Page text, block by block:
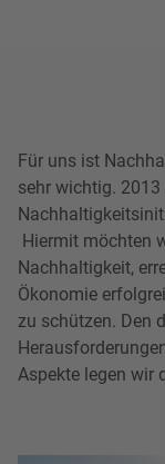
Für uns ist
sehr wichtig.
Hiermit möchten
Nachhaltigkeit,
Ökonomie
zu schützen. Den
Aspekte legen wir